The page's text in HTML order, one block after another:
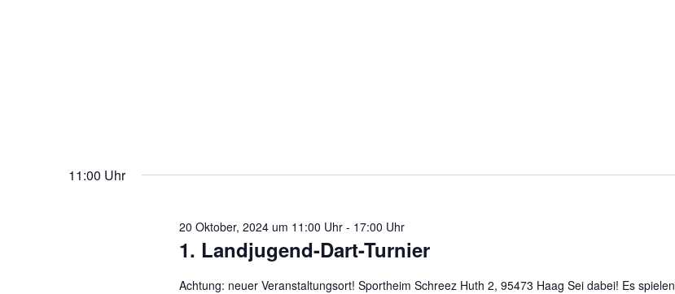
11:00 Uhr
1. Landjugend-Dart-Turnier
20 Oktober, 2024 um 11:00 Uhr- 17:00 Uhr
Achtung: neuer Veranstaltungsort! Sportheim Schreez Huth 2, 95473 Haag Sei dabei! Es spielen